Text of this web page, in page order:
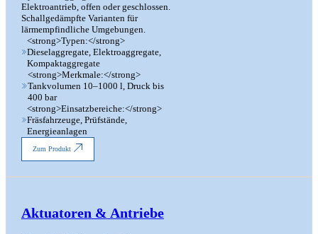
Elektroantrieb, offen oder geschlossen.
Schallgedämpfte Varianten für
lärmempfindliche Umgebungen.
<strong>Typen:</strong>
Dieselaggregate, Elektroaggregate,
Kompaktaggregate
<strong>Merkmale:</strong>
Tankvolumen 10–1000 l, Druck bis
400 bar
<strong>Einsatzbereiche:</strong>
Fräsfahrzeuge, Prüfstände,
Energieanlagen
Zum Produkt
Aktuatoren & Antriebe